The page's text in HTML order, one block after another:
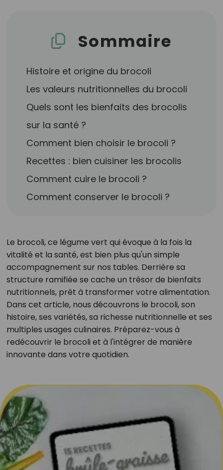
Sommaire
Histoire et origine du brocoli
Les valeurs nutritionnelles du brocoli
Quels sont les bienfaits des brocolis
sur la santé ?
Comment bien choisir le brocoli ?
Recettes : bien cuisiner les brocolis
Comment cuire le brocoli ?
Comment conserver le brocoli ?
Le brocoli, ce légume vert qui évoque à la fois la
vitalité et la santé, est bien plus qu'un simple
accompagnement sur nos tables. Derrière sa
structure ramifiée se cache un trésor de bienfaits
nutritionnels, prêt à transformer votre alimentation.
Dans cet article, nous découvrons le brocoli, son
histoire, ses variétés, sa richesse nutritionnelle et ses
multiples usages culinaires. Préparez-vous à
redécouvrir le brocoli et à l'intégrer de manière
innovante dans votre quotidien.